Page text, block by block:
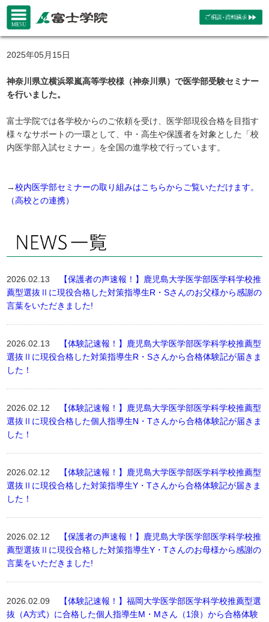
2025年05月15日
神奈川県立横浜翠嵐高等学校様（神奈川県）で医学部受験セミナー
を行いました。
富士学院では各学校からのご依頼を受け、医学部現役合格を目指す
様々なサポートの一環として、中・高生や保護者を対象とした「校
内医学部入試セミナー」を全国の進学校で行っています。
→校内医学部セミナーの取り組みはこちらからご覧いただけます。
（高校との連携）
2026.02.13
【保護者の声速報！】鹿児島大学医学部医学科学校推
薦型選抜Ⅱに現役合格した対策指導生R・Sさんのお父様から感謝の
言葉をいただきました!
2026.02.13
【体験記速報！】鹿児島大学医学部医学科学校推薦型
選抜Ⅱに現役合格した対策指導生R・Sさんから合格体験記が届きま
した！
2026.02.12
【体験記速報！】鹿児島大学医学部医学科学校推薦型
選抜Ⅱに現役合格した個人指導生N・Tさんから合格体験記が届きま
した！
2026.02.12
【体験記速報！】鹿児島大学医学部医学科学校推薦型
選抜Ⅱに現役合格した対策指導生Y・Tさんから合格体験記が届きま
した！
2026.02.12
【保護者の声速報！】鹿児島大学医学部医学科学校推
薦型選抜Ⅱに現役合格した対策指導生Y・Tさんのお母様から感謝の
言葉をいただきました!
2026.02.09
【体験記速報！】福岡大学医学部医学科学校推薦型選
抜（A方式）に合格した個人指導生M・Mさん（1浪）から合格体験